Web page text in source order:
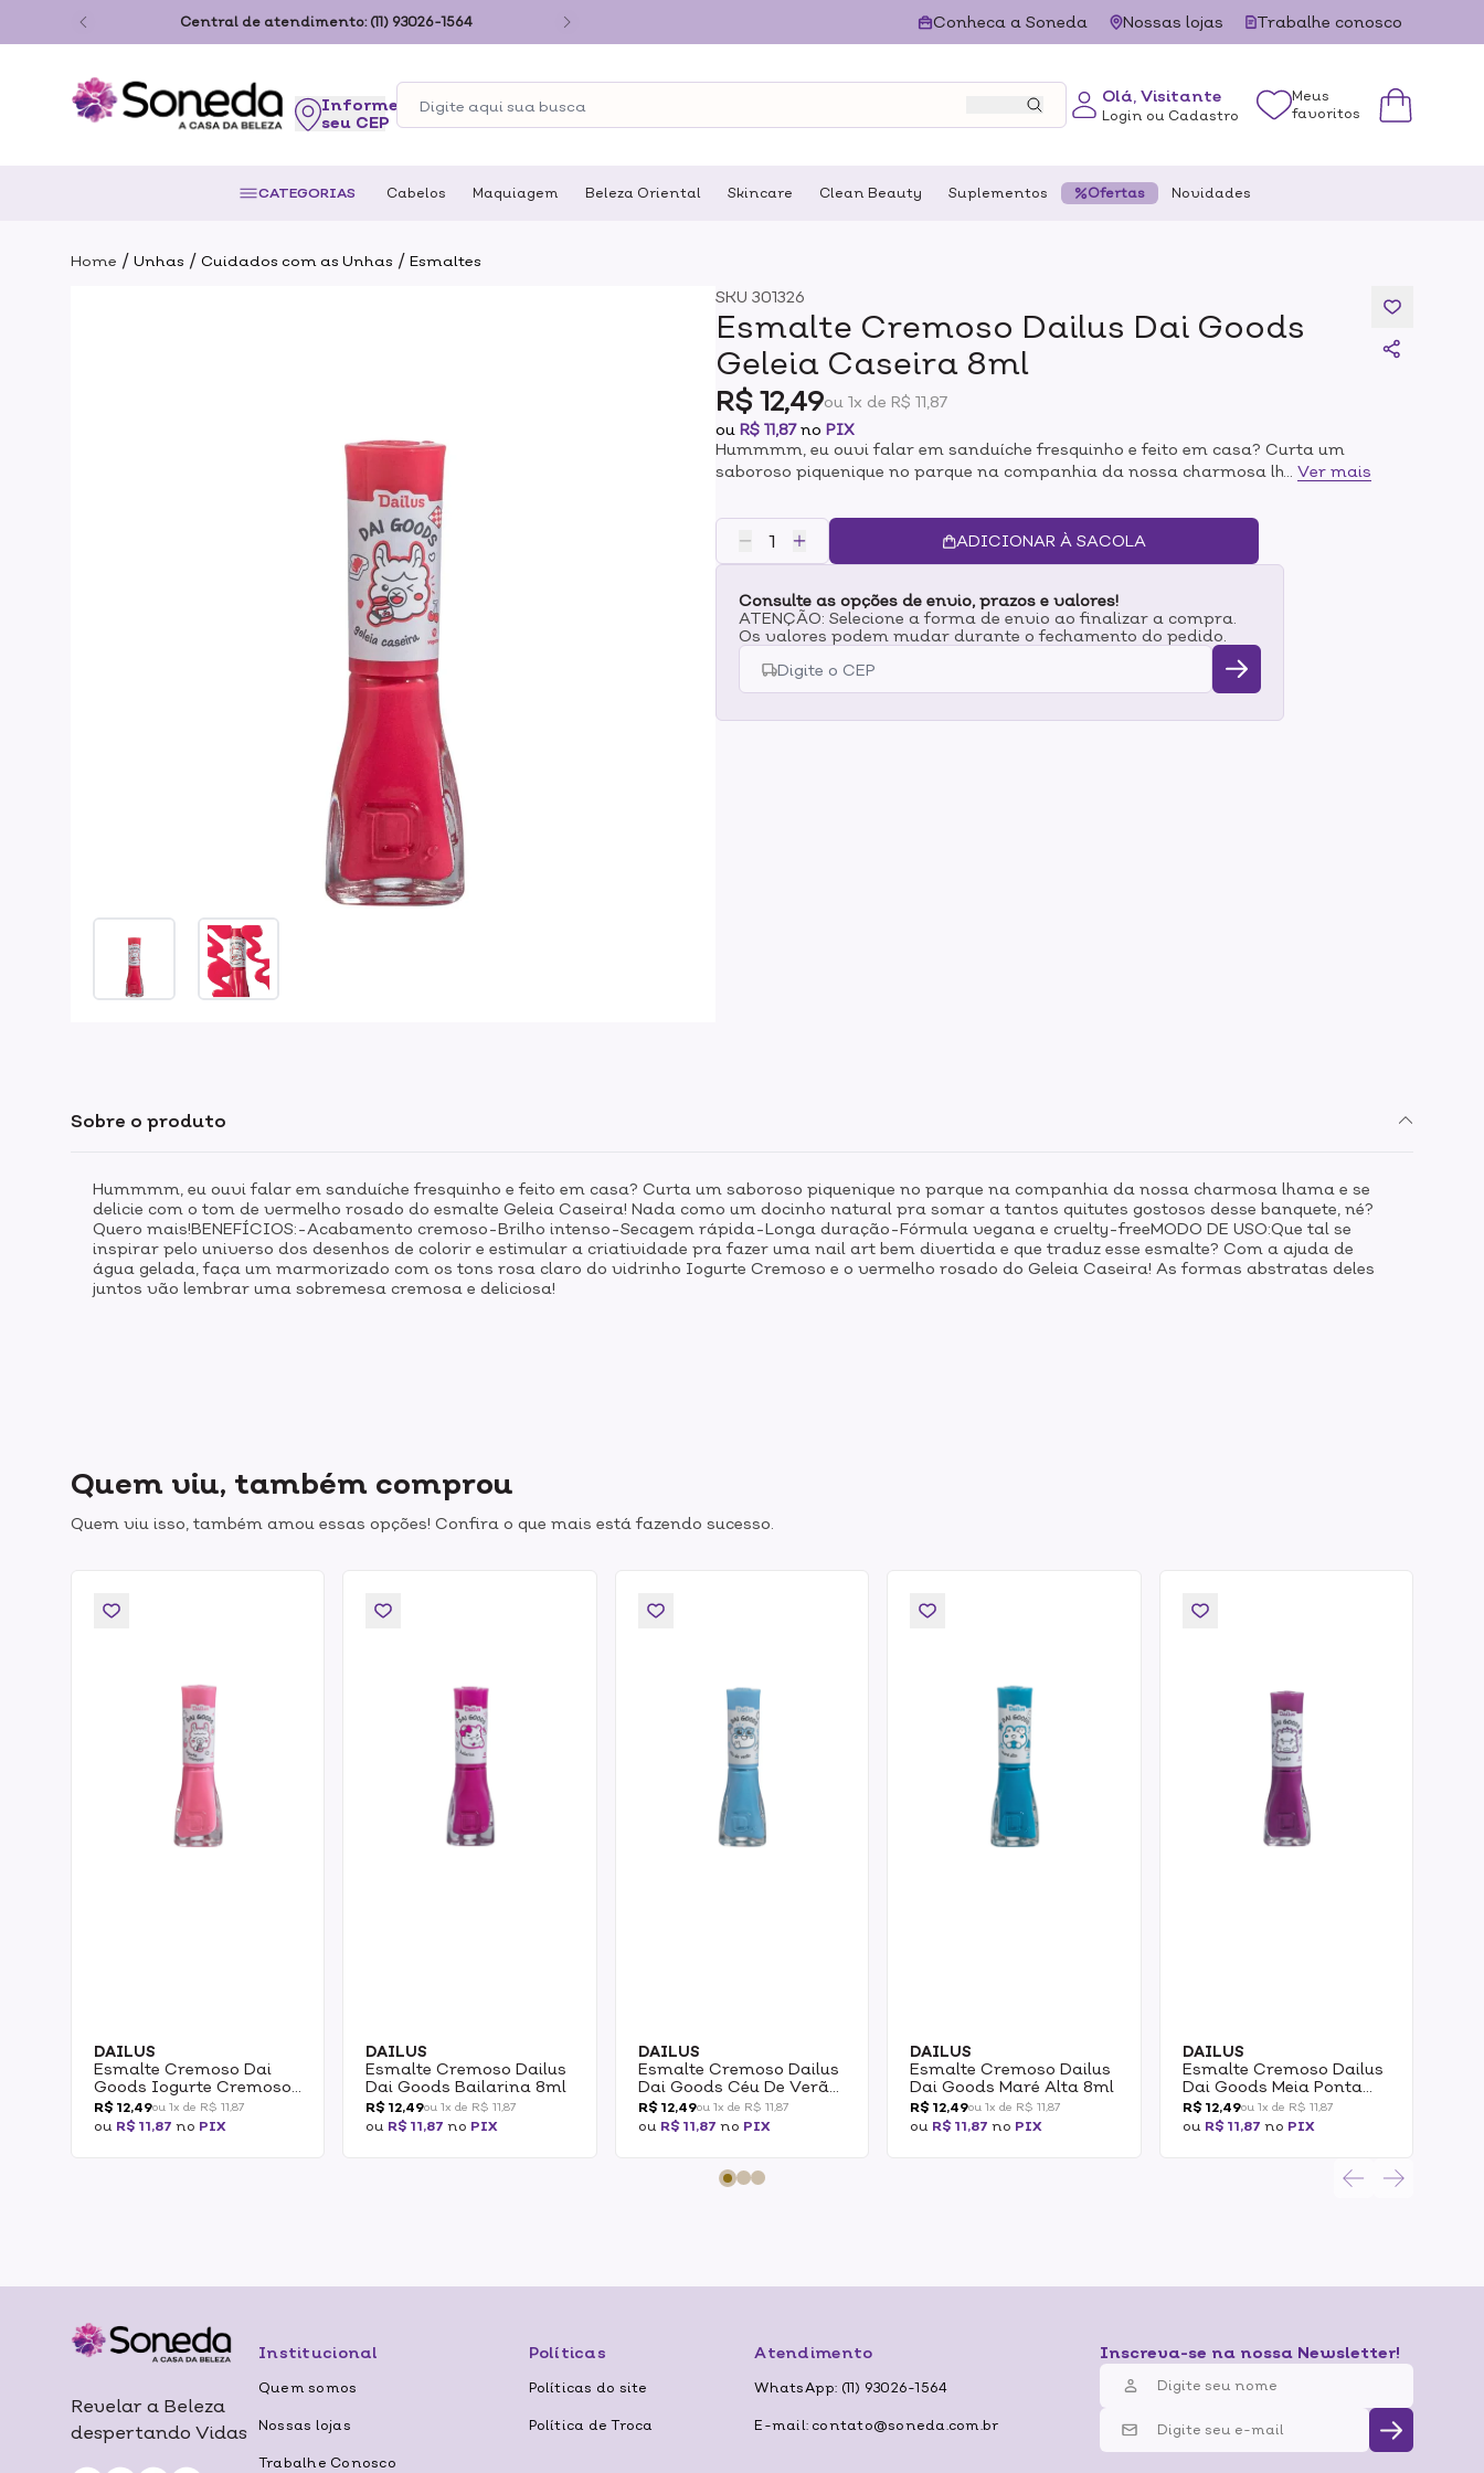
Central de atendimento: (11) 93026-1564 Conheca a Soneda Nossas lojas Trabalhe conosco
seu CEP
Olá, Visitante
Login ou Cadastro
Meus
favoritos
CATEGORIAS Cabelos Maquiagem Beleza Oriental Skincare Clean Beauty Suplementos Ofertas Novidades
Home / Unhas / Cuidados com as Unhas / Esmaltes
SKU301326
Esmalte Cremoso Dailus Dai Goods
Geleia Caseira 8ml
R$ 12,49ou 1x de R$ 11,87
ouR$ 11,87noPIX
Hummmm, eu ouvi falar em sanduíche fresquinho e feito em casa? Curta um
saboroso piquenique no parque na companhia da nossa charmosa lhama e se
um docinho natural pra somar a tantos quitutes gostosos desse banquete, né?
Quero mais!BENEFÍCIOS:-Acabamento cremoso-Brilho intenso-Secagem
rápida-Longa duração-Fórmula vegana e cruelty-freeMODO DE USO:Que tal se
fazer uma nail art bem divertida e que traduz esse esmalte? Com a ajuda de
água gelada, faça um marmorizado com os tons rosa claro do vidrinho Iogurte
Cremoso e o vermelho rosado do Geleia Caseira! As formas abstratas deles
juntos vão lembrar uma sobremesa cremosa e deliciosa!
Ver mais
ADICIONAR À SACOLA
Consulte as opções de envio, prazos e valores!
ATENÇÃO: Selecione a forma de envio ao finalizar a compra.
Os valores podem mudar durante o fechamento do pedido.
Sobre o produto
Hummmm, eu ouvi falar em sanduíche fresquinho e feito em casa? Curta um saboroso piquenique no parque na companhia da nossa charmosa lhama e se
delicie com o tom de vermelho rosado do esmalte Geleia Caseira! Nada como um docinho natural pra somar a tantos quitutes gostosos desse banquete, né?
Quero mais!BENEFÍCIOS:-Acabamento cremoso-Brilho intenso-Secagem rápida-Longa duração-Fórmula vegana e cruelty-freeMODO DE USO:Que tal se
inspirar pelo universo dos desenhos de colorir e estimular a criatividade pra fazer uma nail art bem divertida e que traduz esse esmalte? Com a ajuda de
água gelada, faça um marmorizado com os tons rosa claro do vidrinho Iogurte Cremoso e o vermelho rosado do Geleia Caseira! As formas abstratas deles
juntos vão lembrar uma sobremesa cremosa e deliciosa!
Quem viu, também comprou
Quem viu isso, também amou essas opções! Confira o que mais está fazendo sucesso.
DAILUS
Esmalte Cremoso Dai
Goods Iogurte Cremoso
8ml
R$ 12,49ou 1x de R$ 11,87
ou R$ 11,87 no PIX
DAILUS
Esmalte Cremoso Dailus
Dai Goods Bailarina 8ml
R$ 12,49ou 1x de R$ 11,87
ou R$ 11,87 no PIX
DAILUS
Esmalte Cremoso Dailus
Dai Goods Céu De Verão
8ml
R$ 12,49ou 1x de R$ 11,87
ou R$ 11,87 no PIX
DAILUS
Esmalte Cremoso Dailus
Dai Goods Maré Alta 8ml
R$ 12,49ou 1x de R$ 11,87
ou R$ 11,87 no PIX
DAILUS
Esmalte Cremoso Dailus
Dai Goods Meia Ponta
8ml
R$ 12,49ou 1x de R$ 11,87
ou R$ 11,87 no PIX
Revelar a Beleza
despertando Vidas
Institucional
Quem somos
Nossas lojas
Trabalhe Conosco
Políticas
Políticas do site
Política de Troca
Atendimento
WhatsApp: (11) 93026-1564
E-mail: contato@soneda.com.br
Inscreva-se na nossa Newsletter!